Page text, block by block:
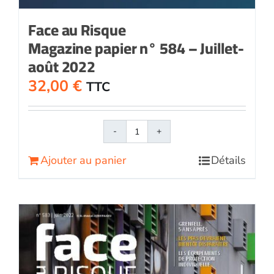
Face au Risque
Magazine papier n° 584 – Juillet-
août 2022
32,00 € TTC
quantité
papier
n°
584
-
Juillet-
Ajouter au panier Détails